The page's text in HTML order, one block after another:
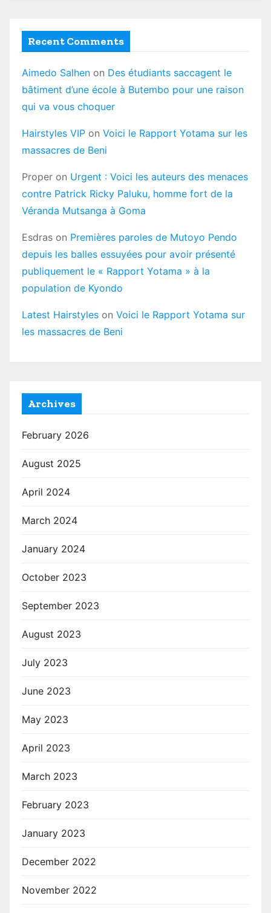
Recent Comments
Aimedo Salhen on Des étudiants saccagent le
bâtiment d’une école à Butembo pour une raison
qui va vous choquer
Hairstyles VIP on Voici le Rapport Yotama sur les
massacres de Beni
Proper on Urgent : Voici les auteurs des menaces
contre Patrick Ricky Paluku, homme fort de la
Véranda Mutsanga à Goma
Esdras on Premières paroles de Mutoyo Pendo
depuis les balles essuyées pour avoir présenté
publiquement le « Rapport Yotama » à la
population de Kyondo
Latest Hairstyles on Voici le Rapport Yotama sur
les massacres de Beni
Archives
February 2026
August 2025
April 2024
March 2024
January 2024
October 2023
September 2023
August 2023
July 2023
June 2023
May 2023
April 2023
March 2023
February 2023
January 2023
December 2022
November 2022